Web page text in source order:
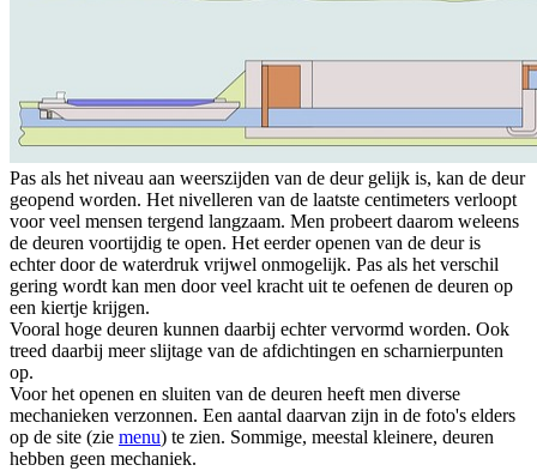
Pas als het niveau aan weerszijden van de deur gelijk is, kan de deur
geopend worden. Het nivelleren van de laatste centimeters verloopt
voor veel mensen tergend langzaam. Men probeert daarom weleens
de deuren voortijdig te open. Het eerder openen van de deur is
echter door de waterdruk vrijwel onmogelijk. Pas als het verschil
gering wordt kan men door veel kracht uit te oefenen de deuren op
een kiertje krijgen.
Vooral hoge deuren kunnen daarbij echter vervormd worden. Ook
treed daarbij meer slijtage van de afdichtingen en scharnierpunten
op.
Voor het openen en sluiten van de deuren heeft men diverse
mechanieken verzonnen. Een aantal daarvan zijn in de foto's elders
op de site (zie menu) te zien. Sommige, meestal kleinere, deuren
hebben geen mechaniek.